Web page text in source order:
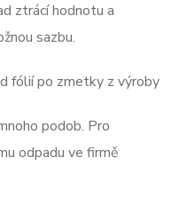
ztrácí hodnotu a
sazbu.
fólií po zmetky z výroby
podob. Pro
odpadu ve firmě